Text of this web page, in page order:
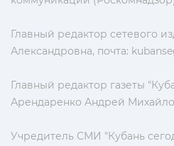
Главный редактор сетевого
Александровна, почта:
Главный редактор газеты
Арендаренко Андрей
Учредитель СМИ "Кубань